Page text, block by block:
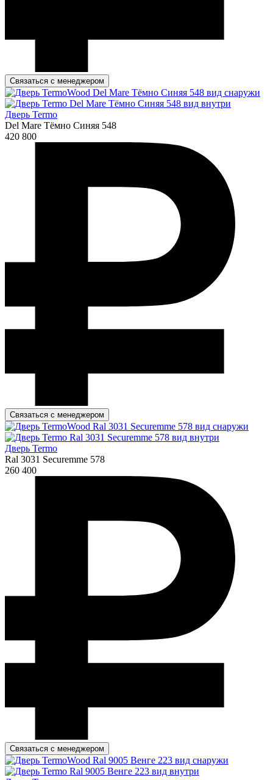
Связаться с менеджером
Дверь Termo
Del Mare Тёмно Синяя 548
420 800
Связаться с менеджером
Дверь Termo
Ral 3031 Securemme 578
260 400
Связаться с менеджером